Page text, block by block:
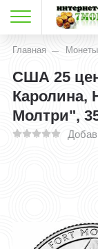
Главная Монеты
США 25
Молтри",